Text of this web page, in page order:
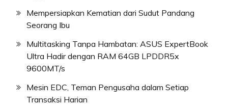
Mempersiapkan Kematian dari Sudut Pandang
Seorang Ibu
Multitasking Tanpa Hambatan: ASUS ExpertBook
Ultra Hadir dengan RAM 64GB LPDDR5x
9600MT/s
Mesin EDC, Teman Pengusaha dalam Setiap
Transaksi Harian